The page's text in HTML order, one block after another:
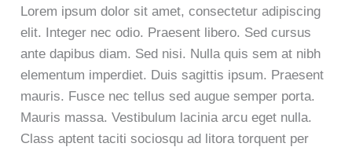
Lorem ipsum dolor sit amet, consectetur adipiscing
elit. Integer nec odio. Praesent libero. Sed cursus
ante dapibus diam. Sed nisi. Nulla quis sem at nibh
elementum imperdiet. Duis sagittis ipsum. Praesent
mauris. Fusce nec tellus sed augue semper porta.
Mauris massa. Vestibulum lacinia arcu eget nulla.
Class aptent taciti sociosqu ad litora torquent per